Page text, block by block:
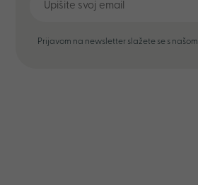
Prijavom na newsletter slažete se s našom